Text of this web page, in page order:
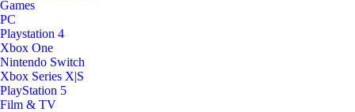
Games
PC
Playstation 4
Xbox One
Nintendo Switch
Xbox Series X|S
PlayStation 5
Film & TV